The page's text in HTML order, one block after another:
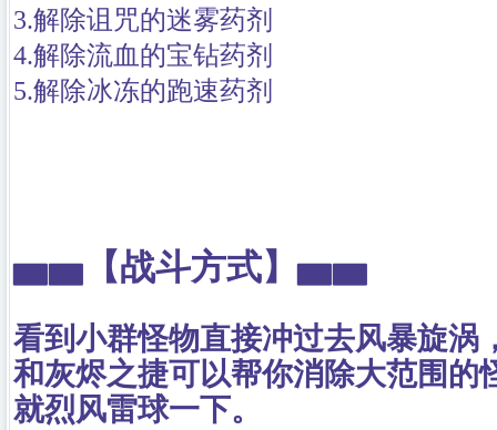
3.解除诅咒的迷雾药剂
4.解除流血的宝钻药剂
5.解除冰冻的跑速药剂
▅▅ 【战斗方式】▅▅
看到小群怪物直接冲过去风暴旋涡
和灰烬之捷可以帮你消除大范围的
就烈风雷球一下。